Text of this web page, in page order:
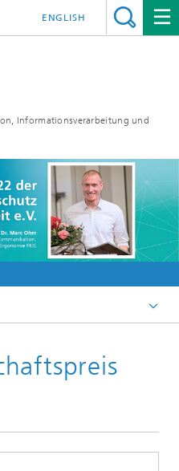
Informationsverarbeitung und
ENGLISH